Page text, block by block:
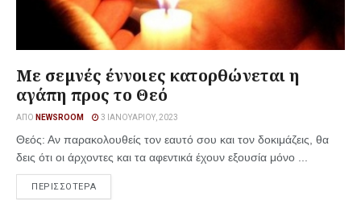
Με σεμνές έννοιες κατορθώνεται η
αγάπη προς το Θεό
ΑΠΌ NEWSROOM 3 ΙΑΝΟΥΑΡΊΟΥ, 2023
Θεός: Αν παρακολουθείς τον εαυτό σου και τον δοκιμάζεις, θα
δεις ότι οι άρχοντες και τα αφεντικά έχουν εξουσία μόνο ...
ΠΕΡΙΣΣΟΤΕΡΑ